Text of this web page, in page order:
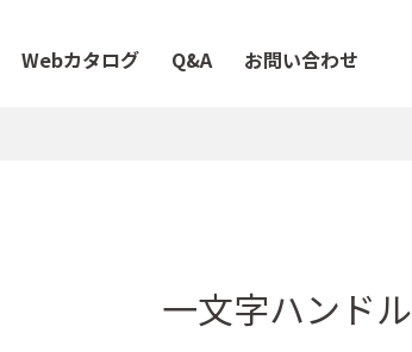
Webカタログ Q&A お問い合わせ
一文字ハンドル